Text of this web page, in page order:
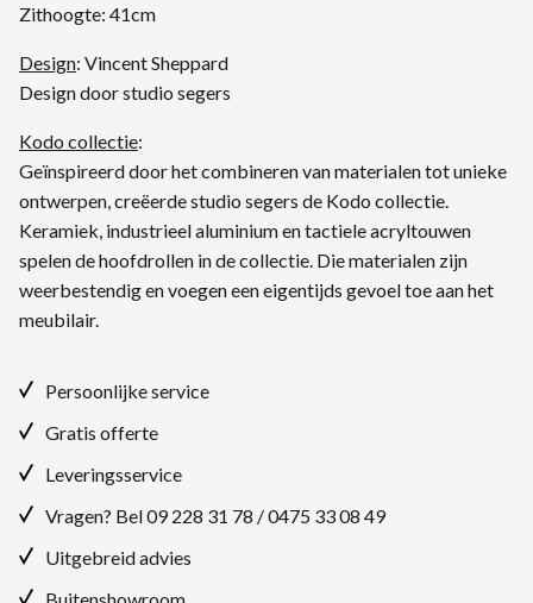
Zithoogte: 41cm
Design: Vincent Sheppard
Design door studio segers
Kodo collectie:
Geïnspireerd door het combineren van materialen tot unieke
ontwerpen, creëerde studio segers de Kodo collectie.
Keramiek, industrieel aluminium en tactiele acryltouwen
spelen de hoofdrollen in de collectie. Die materialen zijn
weerbestendig en voegen een eigentijds gevoel toe aan het
meubilair.
Persoonlijke service
Gratis offerte
Leveringsservice
Vragen? Bel09 228 31 78 /0475 33 08 49
Uitgebreid advies
Buitenshowroom